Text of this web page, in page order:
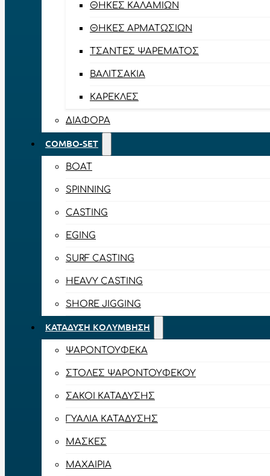
ΘΉΚΕΣ ΚΑΛΑΜΙΏΝ
ΘΉΚΕΣ ΑΡΜΑΤΩΣΙΏΝ
ΤΣΆΝΤΕΣ ΨΑΡΈΜΑΤΟΣ
ΒΑΛΙΤΣΆΚΙΑ
ΚΑΡΈΚΛΕΣ
ΔΙΆΦΟΡΑ
COMBO-SET
BOAT
SPINNING
CASTING
EGING
SURF CASTING
HEAVY CASTING
SHORE JIGGING
ΚΑΤΆΔΥΣΗ ΚΟΛΎΜΒΗΣΗ
ΨΑΡΟΝΤΟΎΦΕΚΑ
ΣΤΟΛΈΣ ΨΑΡΟΝΤΟΎΦΕΚΟΥ
ΣΆΚΟΙ ΚΑΤΆΔΥΣΗΣ
ΓΥΑΛΙΆ ΚΑΤΆΔΥΣΗΣ
ΜΆΣΚΕΣ
ΜΑΧΑΊΡΙΑ